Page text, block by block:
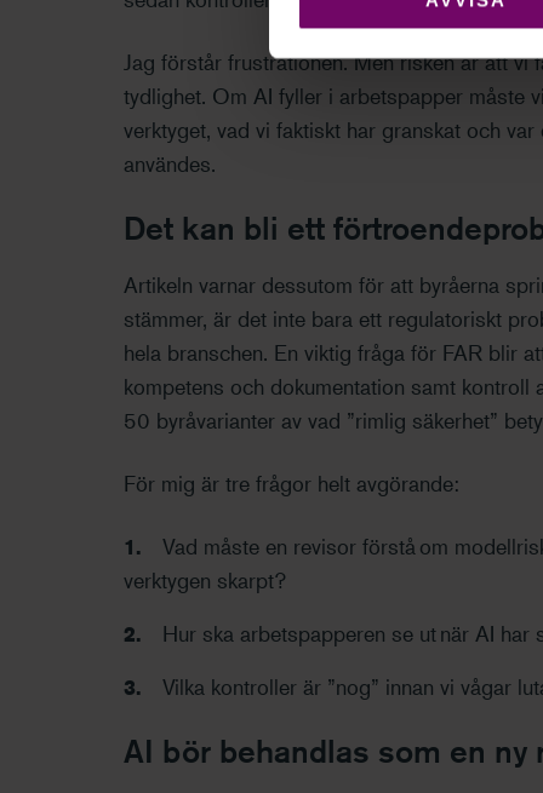
Jag förstår frustrationen. Men risken är att
tydlighet. Om AI fyller i arbetspapper måste
verktyget, vad vi faktiskt har granskat och
användes.
Det kan bli ett
Artikeln varnar dessutom för att byråerna
stämmer, är det inte bara ett regulatoriskt
hela branschen. En viktig fråga för FAR blir
kompetens och dokumentation samt
50 byråvarianter av vad ”rimlig säkerhet”
För mig är tre frågor helt avgörande:
Vad måste en revisor förstå om
verktygen skarpt?
Hur ska arbetspapperen se ut när AI har
Vilka kontroller är ”nog” innan vi vågar
AI bör behandlas som en ny